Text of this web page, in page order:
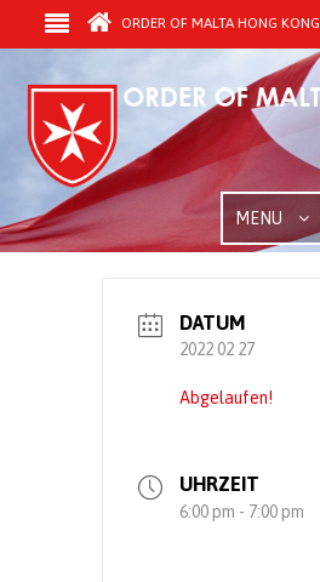
ORDER OF MALTA HONG KONG
MENU
DATUM
2022 02 27
Abgelaufen!
UHRZEIT
6:00 pm - 7:00 pm